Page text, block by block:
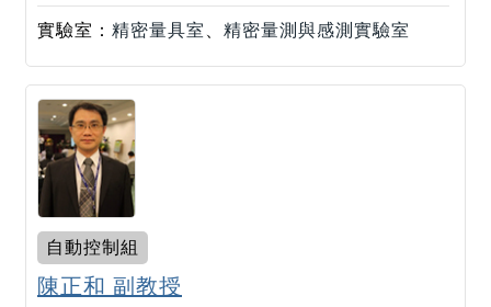
實驗室： 精密量具室 精密量測與感測實驗室
自動控制組
陳正和 副教授